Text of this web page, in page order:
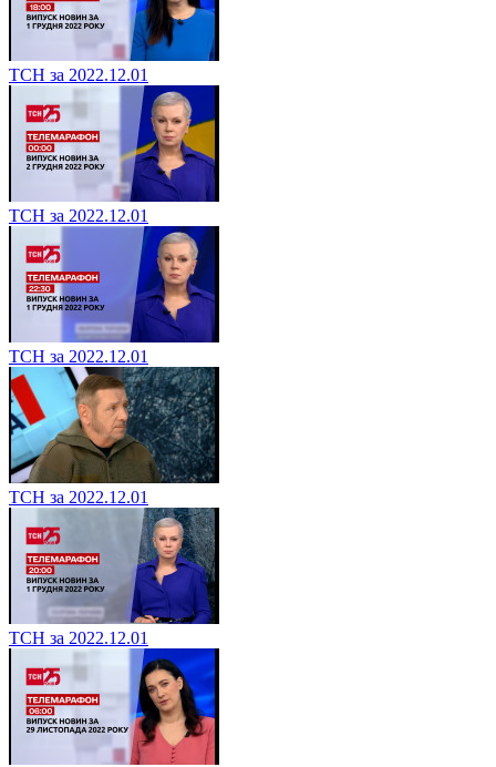
ТСН за 2022.12.01
ТСН за 2022.12.01
ТСН за 2022.12.01
ТСН за 2022.12.01
ТСН за 2022.12.01